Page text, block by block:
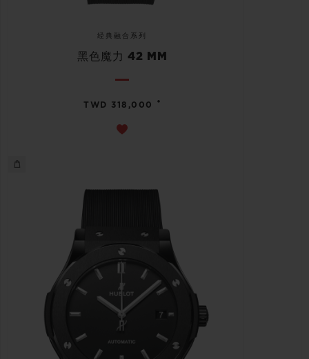
经典融合系列
黑色魔力 42 MM
TWD 318,000 •